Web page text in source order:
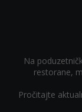
Na
restorane,
Pročitajte